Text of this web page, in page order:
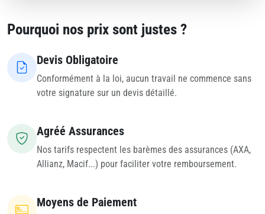
Pourquoi nos prix sont justes ?
Devis Obligatoire
Conformément à la loi, aucun travail ne commence sans
votre signature sur un devis détaillé.
Agréé Assurances
Nos tarifs respectent les barèmes des assurances (AXA,
Allianz, Macif...) pour faciliter votre remboursement.
Moyens de Paiement